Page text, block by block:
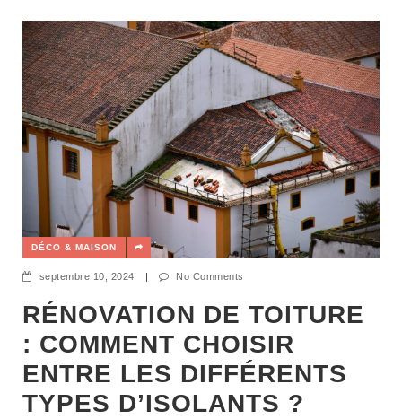
DÉCO & MAISON
septembre 10, 2024 No Comments
RÉNOVATION DE TOITURE
: COMMENT CHOISIR
ENTRE LES DIFFÉRENTS
TYPES D’ISOLANTS ?